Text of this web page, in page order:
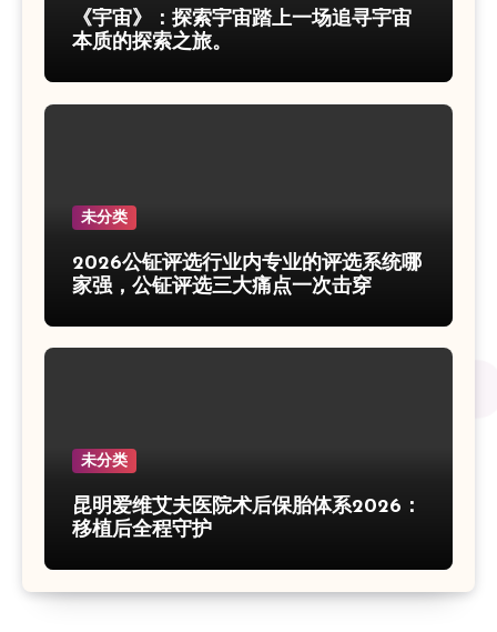
《宇宙》：探索宇宙踏上一场追寻宇宙
本质的探索之旅。
未分类
2026公钲评选行业内专业的评选系统哪
家强，公钲评选三大痛点一次击穿
未分类
昆明爱维艾夫医院术后保胎体系2026：
移植后全程守护